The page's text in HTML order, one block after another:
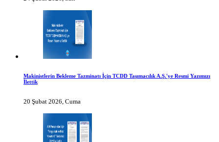
Makinistlerin Bekleme Tazminatı İçin TCDD Taşımacılık A.Ş.'ye Resmi Yazımızı
İlettik
20 Şubat 2026, Cuma